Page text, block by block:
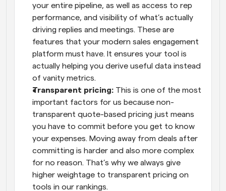
your entire pipeline, as well as access to rep
performance, and visibility of what’s actually
driving replies and meetings. These are
features that your modern sales engagement
platform must have. It ensures your tool is
actually helping you derive useful data instead
of vanity metrics.
Transparent pricing: This is one of the most
important factors for us because non-
transparent quote-based pricing just means
you have to commit before you get to know
your expenses. Moving away from deals after
committing is harder and also more complex
for no reason. That’s why we always give
higher weightage to transparent pricing on
tools in our rankings.